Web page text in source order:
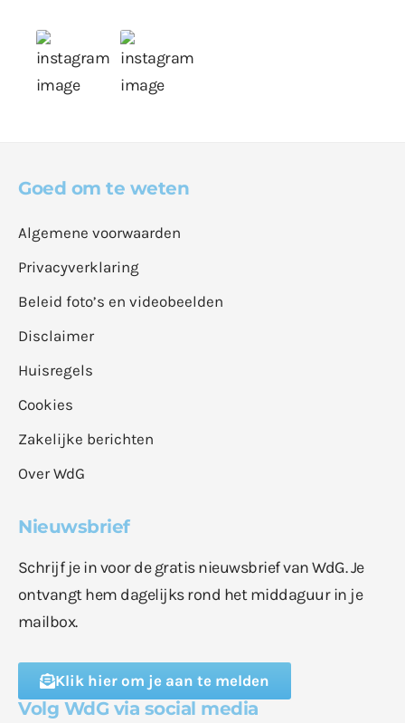
Goed om te weten
Algemene voorwaarden
Privacyverklaring
Beleid foto’s en videobeelden
Disclaimer
Huisregels
Cookies
Zakelijke berichten
Over WdG
Nieuwsbrief
Schrijf je in voor de gratis nieuwsbrief van WdG. Je
ontvangt hem dagelijks rond het middaguur in je
mailbox.
Klik hier om je aan te melden
Volg WdG via social media